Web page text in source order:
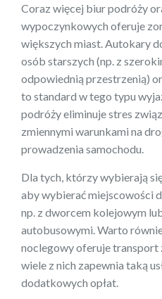
Coraz więcej biur podróży
wypoczynkowych oferuje
większych miast. Autokary
osób starszych (np. z
odpowiednią przestrzenią)
to standard w tego typu
podróży eliminuje stres
zmiennymi warunkami na
prowadzenia samochodu.
Dla tych, którzy wybierają
aby wybierać miejscowości
np. z dworcem kolejowym
autobusowymi. Warto
noclegowy oferuje transport
wiele z nich zapewnia taką
dodatkowych opłat.